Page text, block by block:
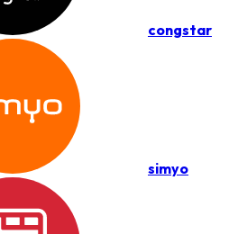
congstar
simyo